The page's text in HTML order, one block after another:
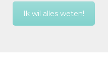
Ik wil alles weten!